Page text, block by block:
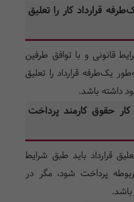
قرارداد کار را تعلیق
قانونی و با توافق طرفین
یک‌طرفه قرارداد را تعلیق
داشته باشد.
کار حقوق کارمند پرداخت
قرارداد باید طبق شرایط
پرداخت شود، مگر در